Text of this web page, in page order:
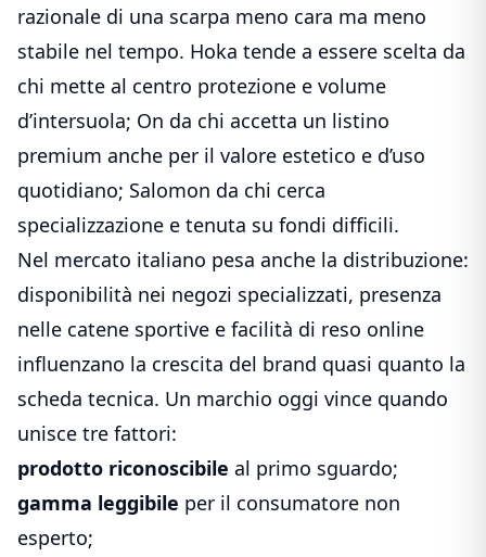
razionale di una scarpa meno cara ma meno
stabile nel tempo. Hoka tende a essere scelta da
chi mette al centro protezione e volume
d’intersuola; On da chi accetta un listino
premium anche per il valore estetico e d’uso
quotidiano; Salomon da chi cerca
specializzazione e tenuta su fondi difficili.
Nel mercato italiano pesa anche la distribuzione:
disponibilità nei negozi specializzati, presenza
nelle catene sportive e facilità di reso online
influenzano la crescita del brand quasi quanto la
scheda tecnica. Un marchio oggi vince quando
unisce tre fattori:
prodotto riconoscibile al primo sguardo;
gamma leggibile per il consumatore non
esperto;